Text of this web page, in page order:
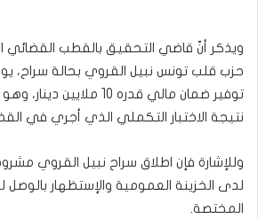
ويذكر أنّ قاضي التحقيق بالقطب القضائي
حزب قلب تونس نبيل القروي بحالة سراح،
توفير ضمان مالي قدره 10
نتيجة الاختبار التكملي الذي أجري في
وللإشارة فإن اطلاق سراح نبيل القروي
لدى الخزينة العمومية والإستظهار بالوصل
المختصة.